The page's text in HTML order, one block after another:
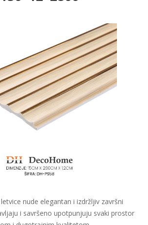
nude elegantan i izdržljiv završni
i savršeno upotpunjuju svaki prostor